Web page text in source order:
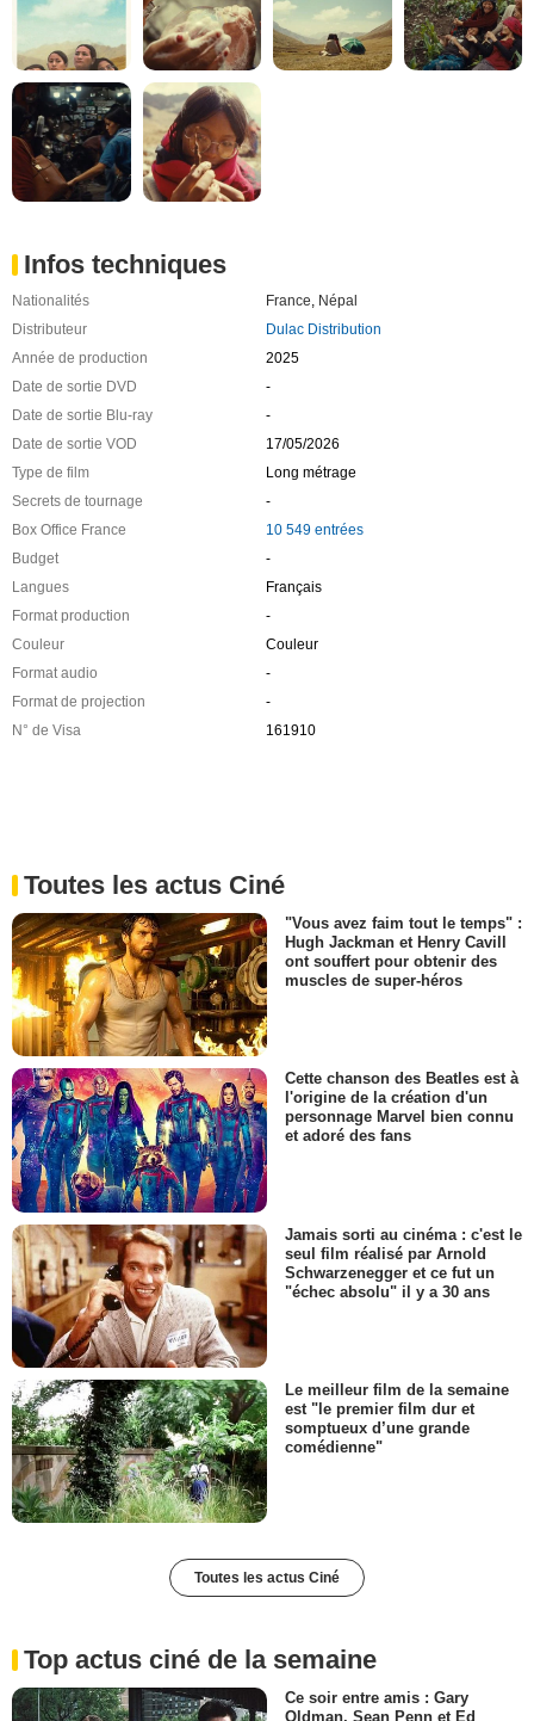
Infos techniques
Nationalités France Népal
Distributeur
Dulac Distribution
Année de production
2025
Date de sortie DVD
-
Date de sortie Blu-ray
-
Date de sortie VOD
17/05/2026
Type de film
Long métrage
Secrets de tournage
-
Box Office France
10 549 entrées
Budget
-
Langues
Français
Format production
-
Couleur
Couleur
Format audio
-
Format de projection
-
N° de Visa
161910
Toutes les actus Ciné
"Vous avez faim tout le temps" :
Hugh Jackman et Henry Cavill
ont souffert pour obtenir des
muscles de super-héros
Cette chanson des Beatles est à
l'origine de la création d'un
personnage Marvel bien connu
et adoré des fans
Jamais sorti au cinéma : c'est le
seul film réalisé par Arnold
Schwarzenegger et ce fut un
"échec absolu" il y a 30 ans
Le meilleur film de la semaine
est "le premier film dur et
somptueux d’une grande
comédienne"
Toutes les actus Ciné
Top actus ciné de la semaine
Ce soir entre amis : Gary
Oldman, Sean Penn et Ed